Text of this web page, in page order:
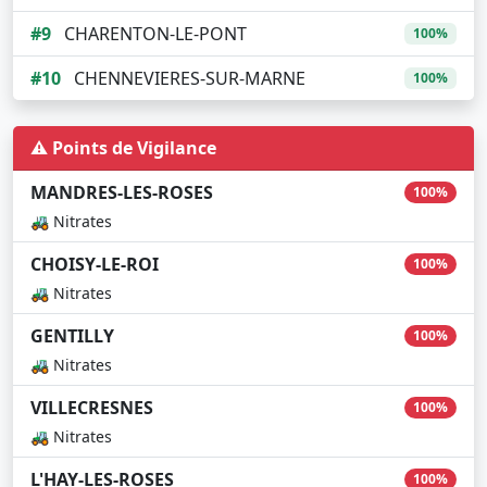
#9 CHARENTON-LE-PONT 100%
#10 CHENNEVIERES-SUR-MARNE 100%
⚠️ Points de Vigilance
MANDRES-LES-ROSES
100%
🚜 Nitrates
CHOISY-LE-ROI 100%
🚜 Nitrates
GENTILLY 100%
🚜 Nitrates
VILLECRESNES 100%
🚜 Nitrates
L'HAY-LES-ROSES 100%